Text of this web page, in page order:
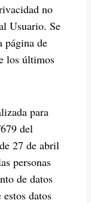
no
Usuario. Se
página de
los últimos
para
del
27 de abril
personas
de datos
datos